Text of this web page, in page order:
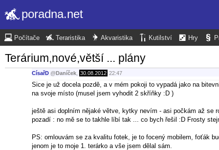
poradna.net
Počítače Teraristika Akvaristika Kutilství Hry
Terárium,nové,větší ... plány
CísařD @Daníček 30.08.2012 22:47
Sice je už docela pozdě, a v mém pokoji to vypadá jako na
na svoje místo (musel jsem vyhodit 2 skříňky :D )
ještě asi doplním nějaké větve, kytky nevím - asi počkám až se
pozadí : no mě se to takhle líbí tak ... co bych řešil :D Frosty
PS: omlouvám se za kvalitu fotek, je to focený mobilem, foťák
jenom je to moje 1. terárko a vše jsem dělal sám.